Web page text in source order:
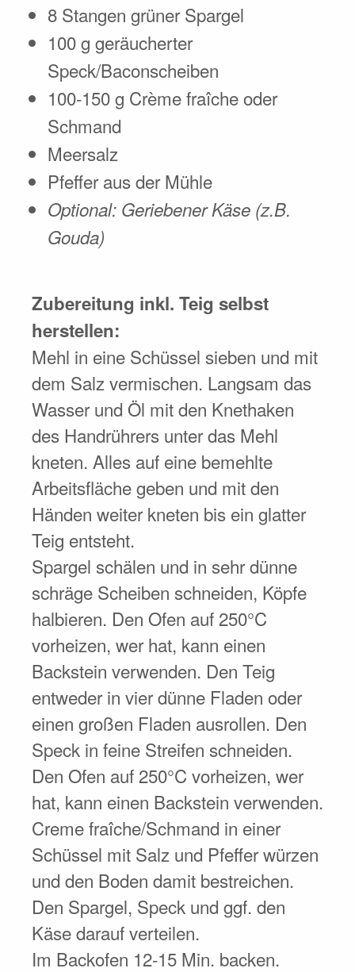
8 Stangen grüner Spargel
100 g geräucherter
Speck/Baconscheiben
100-150 g Crème fraîche oder
Schmand
Meersalz
Pfeffer aus der Mühle
Optional: Geriebener Käse (z.B.
Gouda)
Zubereitung inkl. Teig selbst
herstellen:
Mehl in eine Schüssel sieben und mit
dem Salz vermischen. Langsam das
Wasser und Öl mit den Knethaken
des Handrührers unter das Mehl
kneten. Alles auf eine bemehlte
Arbeitsfläche geben und mit den
Händen weiter kneten bis ein glatter
Teig entsteht.
Spargel schälen und in sehr dünne
schräge Scheiben schneiden, Köpfe
halbieren. Den Ofen auf 250°C
vorheizen, wer hat, kann einen
Backstein verwenden. Den Teig
entweder in vier dünne Fladen oder
einen großen Fladen ausrollen. Den
Speck in feine Streifen schneiden.
Den Ofen auf 250°C vorheizen, wer
hat, kann einen Backstein verwenden.
Creme fraîche/Schmand in einer
Schüssel mit Salz und Pfeffer würzen
und den Boden damit bestreichen.
Den Spargel, Speck und ggf. den
Käse darauf verteilen.
Im Backofen 12-15 Min. backen.